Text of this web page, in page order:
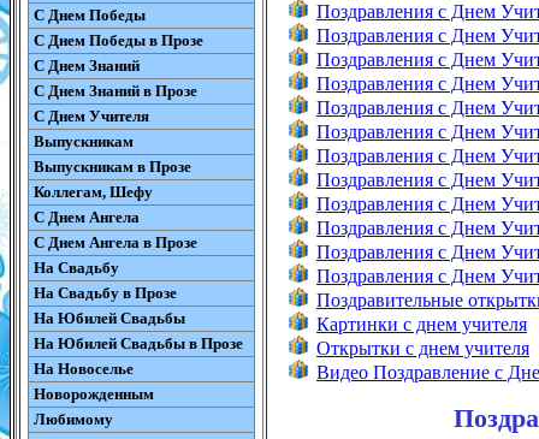
С Днем Победы
С Днем Победы в Прозе
С Днем Знаний
С Днем Знаний в Прозе
С Днем Учителя
Выпускникам
Выпускникам в Прозе
Коллегам, Шефу
С Днем Ангела
С Днем Ангела в Прозе
На Свадьбу
На Свадьбу в Прозе
На Юбилей Свадьбы
На Юбилей Свадьбы в Прозе
На Новоселье
Новорожденным
Любимому
Поздравления с Днем
Поздравления с Днем
Поздравления с Днем
Поздравления с Днем
Поздравления с Днем
Поздравления с Днем
Поздравления с Днем
Поздравления с Днем
Поздравления с Днем
Поздравления с Днем
Поздравления с Днем
Поздравления с Днем
Поздравительные
Картинки с днем учителя
Открытки с днем учителя
Видео Поздравление с